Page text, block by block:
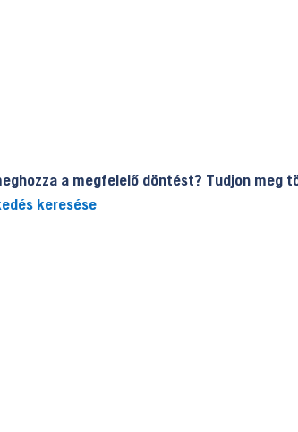
a megfelelő döntést? Tudjon meg
keresése